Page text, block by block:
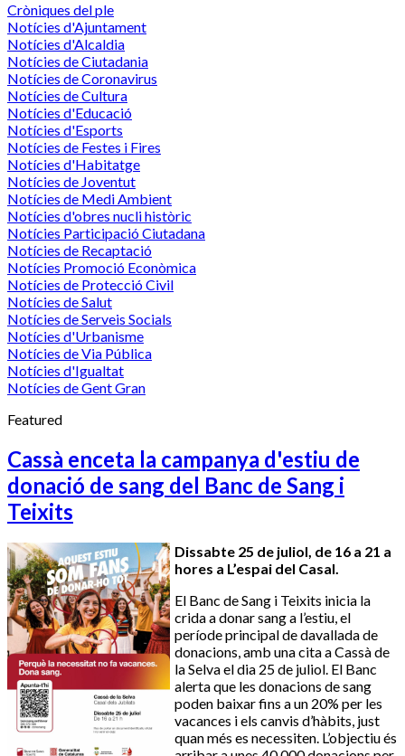
Cròniques del ple
Notícies d'Ajuntament
Notícies d'Alcaldia
Notícies de Ciutadania
Notícies de Coronavirus
Notícies de Cultura
Notícies d'Educació
Notícies d'Esports
Notícies de Festes i Fires
Notícies d'Habitatge
Notícies de Joventut
Notícies de Medi Ambient
Notícies d'obres nucli històric
Notícies Participació Ciutadana
Notícies de Recaptació
Notícies Promoció Econòmica
Notícies de Protecció Civil
Notícies de Salut
Notícies de Serveis Socials
Notícies d'Urbanisme
Notícies de Via Pública
Notícies d'Igualtat
Notícies de Gent Gran
Featured
Cassà enceta la campanya d'estiu de
donació de sang del Banc de Sang i
Teixits
Dissabte 25 de juliol, de 16 a 21 a
hores a L’espai del Casal.
El Banc de Sang i Teixits inicia la
crida a donar sang a l’estiu, el
període principal de davallada de
donacions, amb una cita a Cassà de
la Selva el dia 25 de juliol. El Banc
alerta que les donacions de sang
poden baixar fins a un 20% per les
vacances i els canvis d’hàbits, just
quan més es necessiten. L’objectiu és